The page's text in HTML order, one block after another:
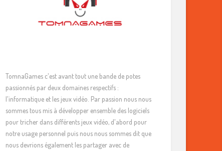
TomnaGames c'est avant tout une bande de potes
passionnés par deux domaines respectifs :
l'informatique et les jeux vidéo. Par passion nous nous
sommes tous mis à développer ensemble des logiciels
pour tricher dans différents jeux vidéo, d'abord pour
notre usage personnel puis nous nous sommes dit que
nous devrions également les partager avec de